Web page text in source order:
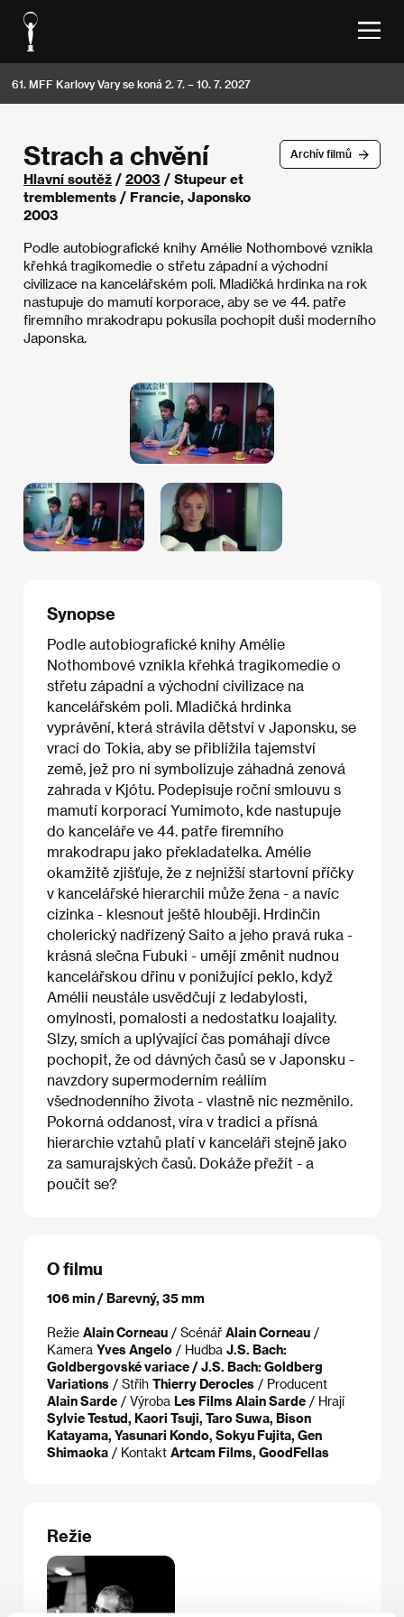
61. MFF Karlovy Vary se koná 2. 7. – 10. 7. 2027
Archív filmů
Strach a chvění
Hlavní soutěž / 2003 / Stupeur et
tremblements / Francie, Japonsko
2003
Podle autobiografické knihy Amélie Nothombové vznikla
křehká tragikomedie o střetu západní a východní
civilizace na kancelářském poli. Mladičká hrdinka na rok
nastupuje do mamutí korporace, aby se ve 44. patře
firemního mrakodrapu pokusila pochopit duši moderního
Japonska.
Synopse
Podle autobiografické knihy Amélie
Nothombové vznikla křehká tragikomedie o
střetu západní a východní civilizace na
kancelářském poli. Mladičká hrdinka
vyprávění, která strávila dětství v Japonsku, se
vrací do Tokia, aby se přiblížila tajemství
země, jež pro ni symbolizuje záhadná zenová
zahrada v Kjótu. Podepisuje roční smlouvu s
mamutí korporací Yumimoto, kde nastupuje
do kanceláře ve 44. patře firemního
mrakodrapu jako překladatelka. Amélie
okamžitě zjišťuje, že z nejnižší startovní příčky
v kancelářské hierarchii může žena - a navíc
cizinka - klesnout ještě hlouběji. Hrdinčin
cholerický nadřízený Saito a jeho pravá ruka -
krásná slečna Fubuki - umějí změnit nudnou
kancelářskou dřinu v ponižující peklo, když
Amélii neustále usvědčují z ledabylosti,
omylnosti, pomalosti a nedostatku loajality.
Slzy, smích a uplývající čas pomáhají dívce
pochopit, že od dávných časů se v Japonsku -
navzdory supermoderním reáliím
všednodenního života - vlastně nic nezměnilo.
Pokorná oddanost, víra v tradici a přísná
hierarchie vztahů platí v kanceláři stejně jako
za samurajských časů. Dokáže přežít - a
poučit se?
O filmu
106 min / Barevný, 35 mm
Režie Alain Corneau / Scénář Alain Corneau /
Kamera Yves Angelo / Hudba J.S. Bach:
Goldbergovské variace / J.S. Bach: Goldberg
Variations / Střih Thierry Derocles / Producent
Alain Sarde / Výroba Les Films Alain Sarde / Hrají
Sylvie Testud, Kaori Tsuji, Taro Suwa, Bison
Katayama, Yasunari Kondo, Sokyu Fujita, Gen
Shimaoka / Kontakt Artcam Films, GoodFellas
Režie